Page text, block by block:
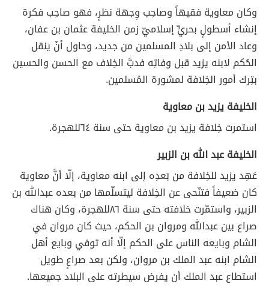
وكان معاوية فقيهاً وصاحِب وِجهة نظرٍ، فهو صاحِب فكرة
إنشاء أسطولٍ بحريٍّ إسلاميّ زمن الخليفة عثمان بن عفان،
وعاد الأمن إلى بلادِ المسلمين من جديد، وحاول أنْ ينقل
الحُكم لابنه يزيد قبل وفاتِه فدبَّ الخِلاف مع الحسن والحسين
بتِرك أمور الخِلافة لمشورة المُسلمين.
الخليفة يزيد بن معاوية
استمرت خِلافة يزيد بن معاوية حتى سنة ٦٤للهجرة.
الخليفة عبد الله بن الزبير
عَهِد يزيد للخِلافة من بَعدِه إلى ابنه معاوية، إلّا أنَّ معاوية
كان ضعيفاً فتنّحى عن الخِلافة ليتسلّمها من بعده عبدالله بن
الزبير، واستمّرت خلافته حتى سنة ٨٦للهجرة، وكان هناك
صراع بين عبدالله ومروان بن الحكم، حيث كان مروان في
الشام وبايعه الناس على الحكم إلّا أنه توفي وبايع أهل
الشام ابنه عبد الملك بن مروان، ولكن بعد صراعٍ طويل
استطاع عبد الملك أن يفرض سيطرته على البلاد جميعها.